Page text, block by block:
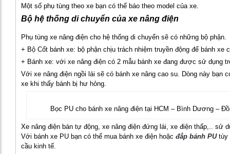
Một số phụ tùng theo xe bạn có thể báo theo model của xe.
Bộ hệ thống di chuyển của xe nâng điện
Phụ tùng xe nâng điện cho hệ thống di chuyển sẽ có những bộ phận.
+ Bộ Cốt bánh xe: bộ phận chịu trách nhiệm truyền động để bánh xe
+ Bánh xe: với xe nâng điện có 2 mẫu bánh xe đang được sử dụng
Với xe nâng điện ngồi lái sẽ có bánh xe nâng cao su. Dòng này bạn
xe khi thấy bánh bị hư hỏng.
Bọc PU cho bánh xe nâng điện tại HCM – Bình Dương –
Xe nâng điện bán tự động, xe nâng điện đứng lái, xe điện thấp,.. sử
Với bánh xe PU bạn có thể mua bánh xe điện hoặc đắp bánh PU tùy
cầu kinh tế.